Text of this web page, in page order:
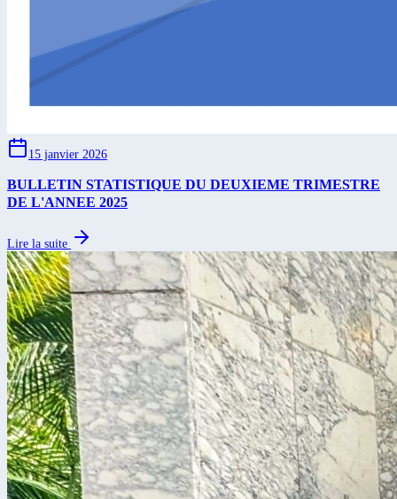
15 janvier 2026
BULLETIN STATISTIQUE DU DEUXIEME TRIMESTRE
DE L'ANNEE 2025
Lire la suite